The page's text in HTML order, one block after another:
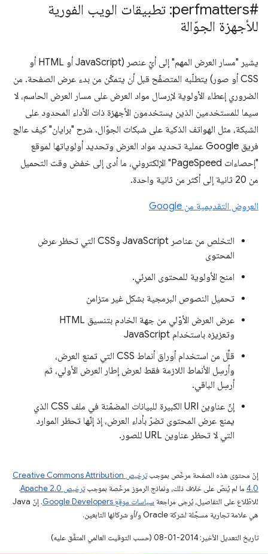
#perfmatters: تطبيقات الويب الفورية
للأجهزة الجوّالة
يشير "مسار العرض المهم" إلى أيّ عنصر (JavaScript أو HTML أو
CSS أو صور) يتطلّبه المتصفّح قبل أن يتمكّن من بدء عرض الصفحة. من
الضروري إعطاء الأولوية لإرسال مواد العرض على مسار العرض الحاسم، لا
سيما للمستخدمين الذين يستخدمون الأجهزة ذات الأداء المحدود على
الشبكة، مثل الهواتف الذكية على شبكات الجوّال. شرح "برايان" كيف عالج
فريق Google عملية تحديد مواد العرض وتحديد أولوياتها لموقع
"إحصاءات PageSpeed" الإلكتروني، ما أدى إلى خفض وقت التحميل
من 20 ثانية إلى أكثر من ثانية واحدة.
العروض التقديمية من Google
التخلص من عناصر JavaScript وCSS التي تحظر عرض
المحتوى
امنح الأولوية للمحتوى المرئي.
تحميل النصوص البرمجية بشكل غير متزامن
عرض العرض الأوّلي من جهة الخادم بتنسيق HTML
وتعزيزه باستخدام JavaScript
قلِّل من استخدام أوراق أنماط CSS التي تمنع العرض،
وأرسِل الأنماط اللازمة فقط لعرض إطار العرض الأولي، ثم
أرسِل الباقي.
إنّ عناوين URI الكبيرة للبيانات المضمّنة في ملف CSS الذي
يمنع عرض المحتوى تضرّ بأداء العرض، إذ إنّها تحظر الموارد
التي لا تحظر عناوين URL للصور.
إنّ محتوى هذه الصفحة مرخّص بموجب
ترخيص Creative Commons Attribution
4.0‏ ما لم يُنصّ على خلاف ذلك، ونماذج الرموز مرخّصة بموجبترخيص Apache 2.0‏
.
للاطّلاع على التفاصيل، يُرجى مراجعة سياسات موقع Google Developers‏
. إنّ Java
هي علامة تجارية مسجَّلة لشركة Oracle و/أو شركائها التابعين.
تاريخ التعديل الأخير: 2014-01-08 (حسب التوقيت العالمي المتفَّق عليه)